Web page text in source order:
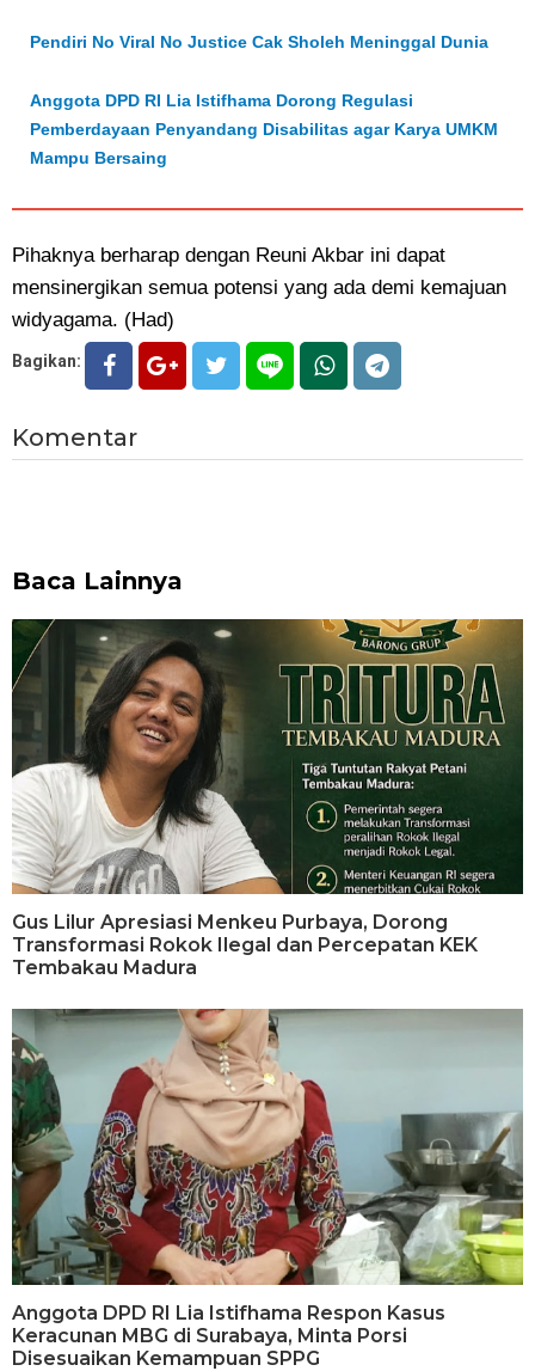
Pendiri No Viral No Justice Cak Sholeh Meninggal Dunia
Anggota DPD RI Lia Istifhama Dorong Regulasi
Pemberdayaan Penyandang Disabilitas agar Karya UMKM
Mampu Bersaing
Pihaknya berharap dengan Reuni Akbar ini dapat
mensinergikan semua potensi yang ada demi kemajuan
widyagama. (Had)
Bagikan:
Komentar
Baca Lainnya
Gus Lilur Apresiasi Menkeu Purbaya, Dorong
Transformasi Rokok Ilegal dan Percepatan KEK
Tembakau Madura
Anggota DPD RI Lia Istifhama Respon Kasus
Keracunan MBG di Surabaya, Minta Porsi
Disesuaikan Kemampuan SPPG